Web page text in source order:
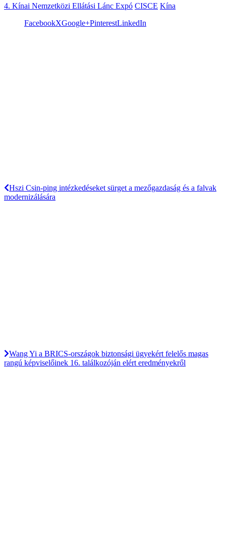
4. Kínai Nemzetközi Ellátási Lánc Expó CISCE Kína
FacebookXGoogle+PinterestLinkedIn
Hszi Csin-ping intézkedéseket sürget a mezőgazdaság és a falvak
modernizálására
Wang Yi a BRICS-országok biztonsági ügyekért felelős magas
rangú képviselőinek 16. találkozóján elért eredményekről